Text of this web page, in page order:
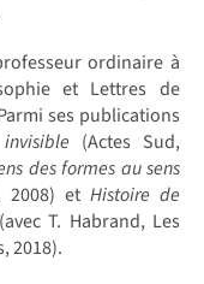
ordinaire à
et Lettres de
ses publications
(Actes Sud,
des formes au sens
2008) etHistoire de
(avec T. Habrand, Les
2018).